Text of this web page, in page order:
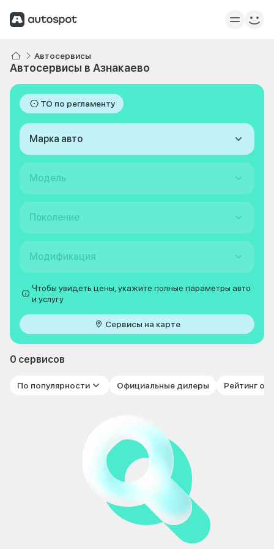
Автосервисы
Автосервисы в Азнакаево
ТО по регламенту
Марка авто
Модель
Поколение
Модификация
Чтобы увидеть цены, укажите полные параметры авто
и услугу
Сервисы на карте
0 сервисов
По популярности Официальные дилеры Рейтинг